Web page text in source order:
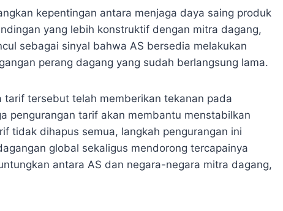
kepentingan antara menjaga daya saing produk
yang lebih konstruktif dengan mitra dagang,
sebagai sinyal bahwa AS bersedia melakukan
perang dagang yang sudah berlangsung lama.
tarif tersebut telah memberikan tekanan pada
pengurangan tarif akan membantu menstabilkan
tidak dihapus semua, langkah pengurangan ini
global sekaligus mendorong tercapainya
antara AS dan negara-negara mitra dagang,